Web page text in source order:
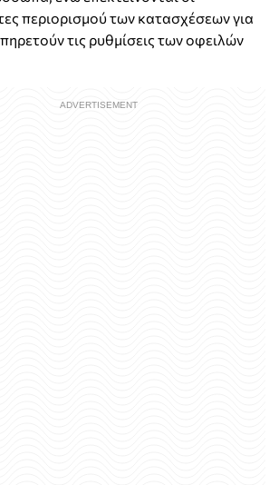
περιορισμού των κατασχέσεων για
τις ρυθμίσεις των οφειλών